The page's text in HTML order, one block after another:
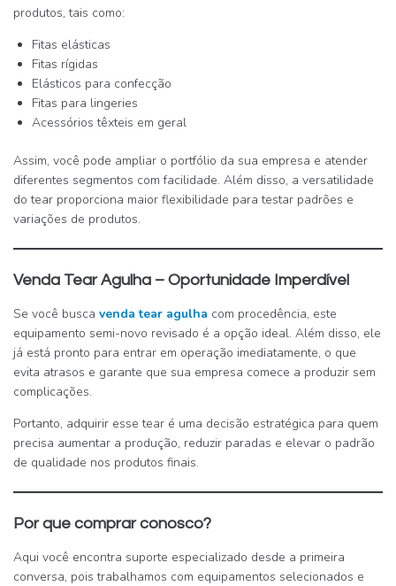
produtos, tais como:
Fitas elásticas
Fitas rígidas
Elásticos para confecção
Fitas para lingeries
Acessórios têxteis em geral
Assim, você pode ampliar o portfólio da sua empresa e atender
diferentes segmentos com facilidade. Além disso, a versatilidade
do tear proporciona maior flexibilidade para testar padrões e
variações de produtos.
Venda Tear Agulha – Oportunidade Imperdível
Se você busca venda tear agulha com procedência, este
equipamento semi-novo revisado é a opção ideal. Além disso, ele
já está pronto para entrar em operação imediatamente, o que
evita atrasos e garante que sua empresa comece a produzir sem
complicações.
Portanto, adquirir esse tear é uma decisão estratégica para quem
precisa aumentar a produção, reduzir paradas e elevar o padrão
de qualidade nos produtos finais.
Por que comprar conosco?
Aqui você encontra suporte especializado desde a primeira
conversa, pois trabalhamos com equipamentos selecionados e